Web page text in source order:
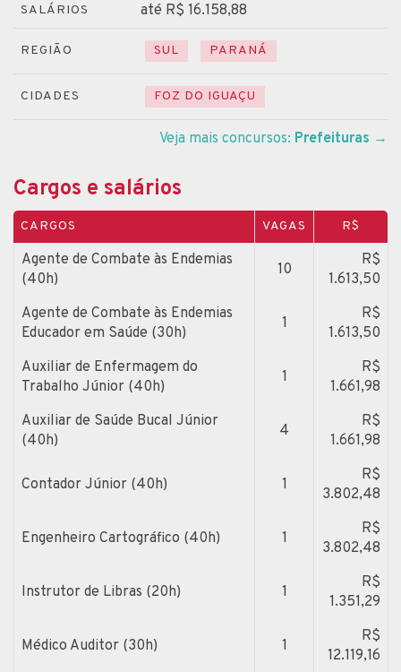
SALÁRIOS até R$ 16.158,88
REGIÃO SUL PARANÁ
CIDADES FOZ DO IGUAÇU
Veja mais concursos: Prefeituras →
Cargos e salários
CARGOS VAGAS R$
Agente de Combate às Endemias
(40h)
10
R$
1.613,50
Agente de Combate às Endemias
Educador em Saúde (30h)
1
R$
1.613,50
Auxiliar de Enfermagem do
Trabalho Júnior (40h)
1
R$
1.661,98
Auxiliar de Saúde Bucal Júnior
(40h)
4
R$
1.661,98
Contador Júnior (40h) 1
R$
3.802,48
Engenheiro Cartográfico (40h) 1
R$
3.802,48
Instrutor de Libras (20h) 1
R$
1.351,29
Médico Auditor (30h) 1
R$
12.119,16